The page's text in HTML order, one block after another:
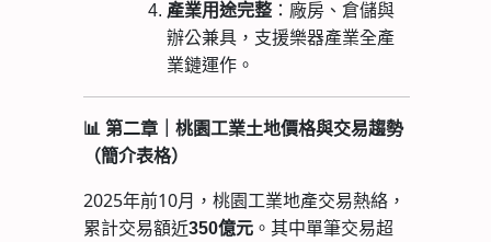
產業用途完整：廠房、倉儲與
辦公兼具，支援樂器產業全產
業鏈運作。
📊 第二章｜桃園工業土地價格與交易趨勢
（簡介表格）
2025年前10月，桃園工業地產交易熱絡，
累計交易額近350億元 。其中單筆交易超